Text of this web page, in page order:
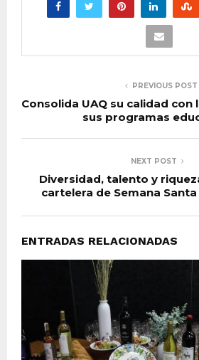
PREVIOUS POST
Consolida UAQ su calidad
sus programas
NEXT POST
Diversidad, talento y
cartelera de Semana
ENTRADAS RELACIONADAS